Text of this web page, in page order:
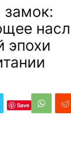
замок:
эпохи
Save